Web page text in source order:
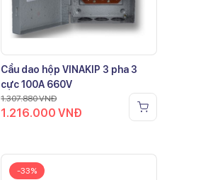
Cầu dao hộp VINAKIP 3 pha 3
cực 100A 660V
1.307.880VNĐ
1.216.000VNĐ
-33%